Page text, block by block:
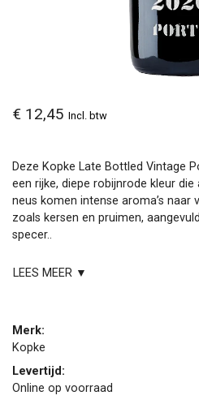
€ 12,45 Incl. btw
Deze Kopke Late Bottled Vintage
een rijke, diepe robijnrode kleur
neus komen intense aroma’s
zoals kersen en pruimen,
specer..
LEES MEER ▼
Merk:
Kopke
Levertijd:
Online op voorraad